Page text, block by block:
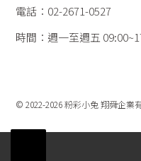
電話：02-2671-0527
時間：週一至週五
© 2022-2026 粉彩小兔 翔舜企業